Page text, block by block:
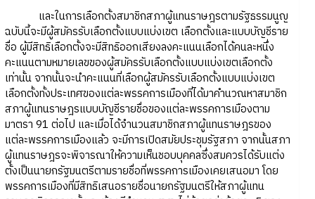
และในการเลือกตั้งสมาชิกสภาผู้แทนราษฎรตามรัฐธรรมนูญ
ฉบับนี้จะมีผู้สมัครรับเลือกตั้งแบบแบ่งเขต เลือกตั้งและแบบบัญชีราย
ชื่อ ผู้มีสิทธิเลือกตั้งจะมีสิทธิออกเสียงลงคะแนนเลือกได้คนละหนึ่ง
คะแนนตามหมายเลขของผู้สมัครรับเลือกตั้งแบบแบ่งเขตเลือกตั้ง
เท่านั้น จากนั้นจะนำคะแนนที่เลือกผู้สมัครรับเลือกตั้งแบบแบ่งเขต
เลือกตั้งทั้งประเทศของแต่ละพรรคการเมืองที่ได้มาคำนวณหาสมาชิก
สภาผู้แทนราษฎรแบบบัญชีรายชื่อของแต่ละพรรคการเมืองตาม
มาตรา 91 ต่อไป และเมื่อได้จำนวนสมาชิกสภาผู้แทนราษฎรของ
แต่ละพรรคการเมืองแล้ว จะมีการเปิดสมัยประชุมรัฐสภา จากนั้นสภา
ผู้แทนราษฎรจะพิจารณาให้ความเห็นชอบบุคคลซึ่งสมควรได้รับแต่ง
ตั้งเป็นนายกรัฐมนตรีตามรายชื่อที่พรรคการเมืองเคยเสนอมา โดย
พรรคการเมืองที่มีสิทธิเสนอรายชื่อนายกรัฐมนตรีให้สภาผู้แทน